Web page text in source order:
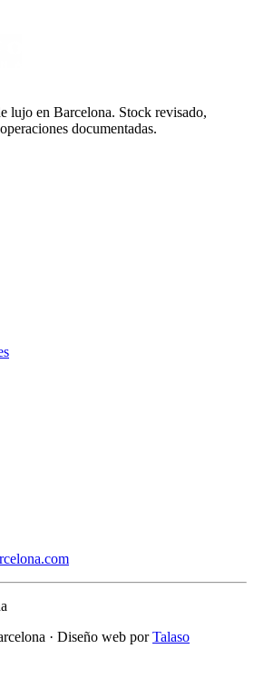
lujo en Barcelona. Stock revisado,
documentadas.
· Diseño web porTalaso